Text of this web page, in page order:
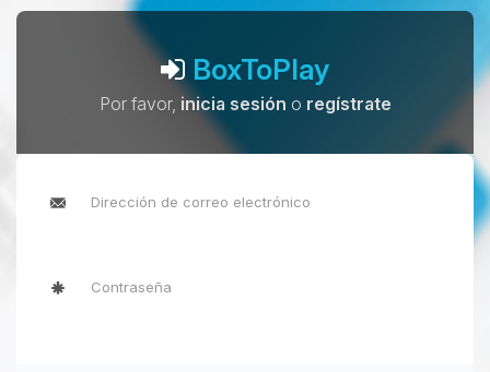
BoxToPlay
Por favor, inicia sesión o regístrate